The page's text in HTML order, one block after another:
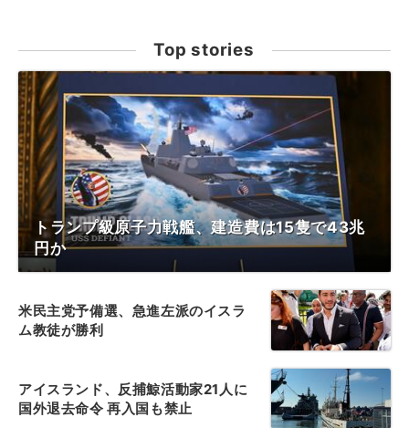
Top stories
トランプ級原子力戦艦、建造費は15隻で43兆
円か
米民主党予備選、急進左派のイスラ
ム教徒が勝利
アイスランド、反捕鯨活動家21人に
国外退去命令 再入国も禁止